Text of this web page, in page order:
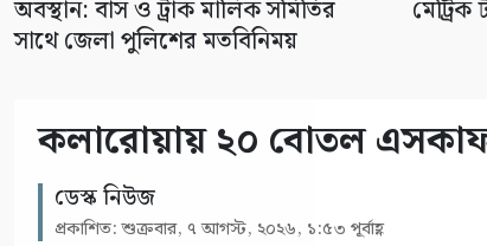
অবস্থান: বাস ও ট্রাক মালিক সমিতির
সাথে জেলা পুলিশের মতবিনিময়
মেট্রিক
কলারোয়ায় ২০ বোতল
ডেস্ক নিউজ
প্রকাশিত: শুক্রবার, ৭ আগস্ট, ২০২৬, ১:৫৩ পূর্বাহ্ণ